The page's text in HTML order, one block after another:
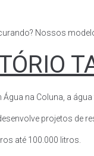
Nossos
na Coluna, a
projetos de
até 100.000 litros.